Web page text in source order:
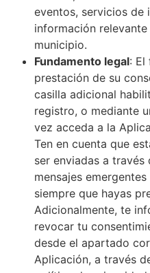
eventos, servicios de
información
municipio.
Fundamento legal: El
prestación de su
casilla adicional
registro, o mediante
vez acceda a la
Ten en cuenta que
ser enviadas a
mensajes
siempre que hayas
Adicionalmente, te
revocar tu
desde el apartado
Aplicación, a través